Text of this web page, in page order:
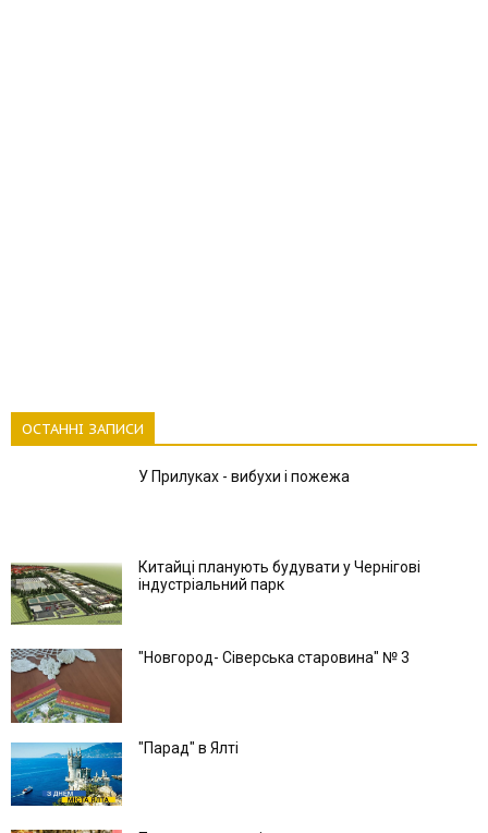
ОСТАННІ ЗАПИСИ
У Прилуках - вибухи і пожежа
Китайці планують будувати у Чернігові
індустріальний парк
"Новгород- Сіверська старовина" № 3
"Парад" в Ялті